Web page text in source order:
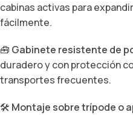
cabinas activas para
fácilmente.
🧰 Gabinete resistente de
duradero y con protección
transportes frecuentes.
🛠️ Montaje sobre trípode o